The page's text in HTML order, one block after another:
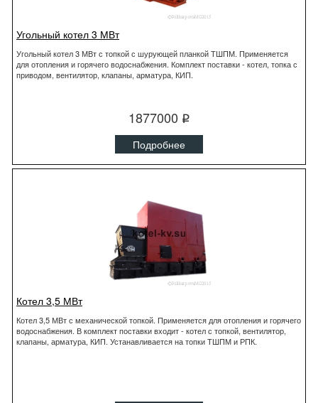
Угольный котел 3 МВт
Угольный котел 3 МВт с топкой с шурующей планкой ТШПМ. Применяется
для отопления и горячего водоснабжения. Комплект поставки - котел, топка с
приводом, вентилятор, клапаны, арматура, КИП.
1877000 q
Подробнее
Котел 3,5 МВт
Котел 3,5 МВт с механической топкой. Применяется для отопления и горячего
водоснабжения. В комплект поставки входит - котел с топкой, вентилятор,
клапаны, арматура, КИП. Устанавливается на топки ТШПМ и РПК.